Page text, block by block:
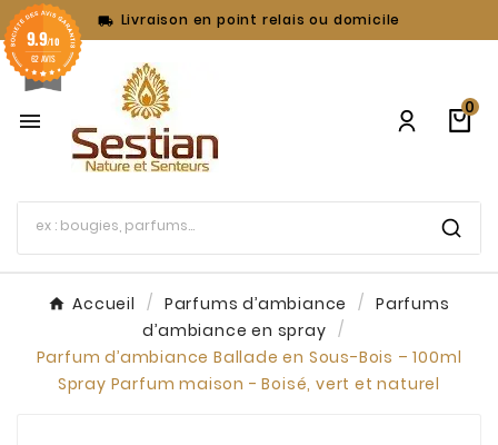
 Livraison en point relais ou domicile

0
Accueil Parfums d’ambiance
Parfums
d’ambiance en spray
Parfum d’ambiance Ballade en Sous-Bois – 100ml
Spray Parfum maison - Boisé, vert et naturel
9.9/10
62 AVIS